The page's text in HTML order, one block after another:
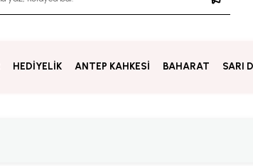
HEDİYELİK ANTEP KAHKESİ BAHARAT SARI